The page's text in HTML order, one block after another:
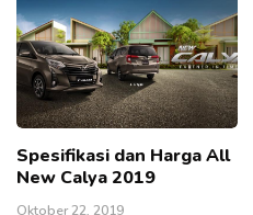
Spesifikasi dan Harga All
New Calya 2019
Oktober 22, 2019